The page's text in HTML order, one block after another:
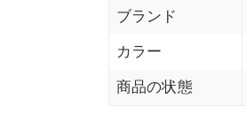
ブランド
カラー
商品の状態